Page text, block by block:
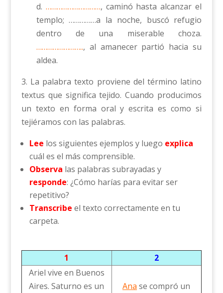
d. …………………………, caminó hasta alcanzar el
templo; ……………a la noche, buscó refugio
dentro de una miserable choza.
…………………….., al amanecer partió hacia su
aldea.
3. La palabra texto proviene del término latino
textus que significa tejido. Cuando producimos
un texto en forma oral y escrita es como si
tejiéramos con las palabras.
Lee los siguientes ejemplos y luego explica
cuál es el más comprensible.
Observa las palabras subrayadas y
responde: ¿Cómo harías para evitar ser
repetitivo?
Transcribe el texto correctamente en tu
carpeta.
1
2
Ariel vive en Buenos
Aires. Saturno es un
Ana se compró un